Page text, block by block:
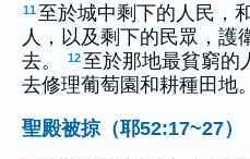
11 至於城中剩下的人民，
人，以及剩下的民眾，護
去。
12 至於那地最貧窮的
去修理葡萄園和耕種田地。
聖殿被掠（耶52:17~27）